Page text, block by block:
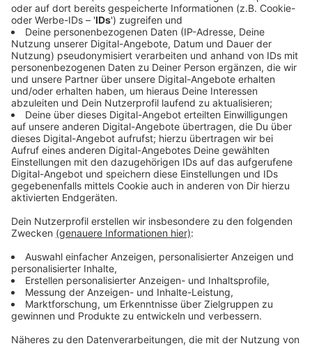
Neue Musik, neues Kapitel
Anzeige
Nach fast zehn Jahren ohne Studioalbum melden sich
Frida Gold eindrucksvoll zurück. Mit ihrer neuen Single
"Dieses Gefühl" und der kommenden EP "Morgenrot"
zeigen Alina Süggeler und Andi Weizel, dass ihre
kreative Energie nie versiegt ist. Die Songs verbinden
Melancholie mit Tanzbarkeit, greifen persönliche
Erfahrungen auf und klingen gleichzeitig frisch und
und doch in die Zukunft weist.
Anzeige
Volle kreative Freiheit